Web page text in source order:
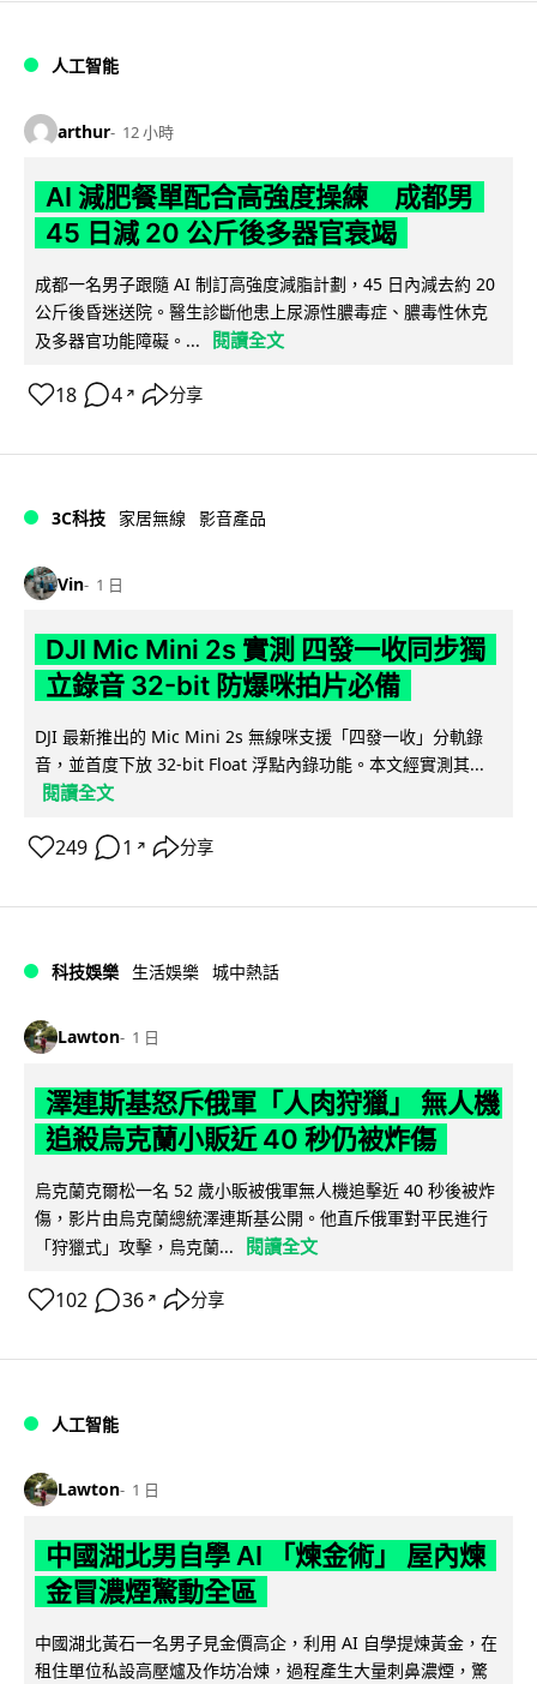
人工智能
arthur 12 小時
AI 減肥餐單配合高強度操練 成都男
45 日減 20 公斤後多器官衰竭
成都一名男子跟隨 AI 制訂高強度減脂計劃，45 日內減去約 20
公斤後昏迷送院。醫生診斷他患上尿源性膿毒症、膿毒性休克
及多器官功能障礙。...
閱讀全文
18 4 ↗ 分享
3C科技 家居無線 影音產品
Vin 1 日
DJI Mic Mini 2s 實測 四發一收同步獨
立錄音 32-bit 防爆咪拍片必備
DJI 最新推出的 Mic Mini 2s 無線咪支援「四發一收」分軌錄
音，並首度下放 32-bit Float 浮點內錄功能。本文經實測其...
閱讀全文
249 1 ↗ 分享
科技娛樂 生活娛樂 城中熱話
Lawton 1 日
澤連斯基怒斥俄軍「人肉狩獵」 無人機
追殺烏克蘭小販近 40 秒仍被炸傷
烏克蘭克爾松一名 52 歲小販被俄軍無人機追擊近 40 秒後被炸
傷，影片由烏克蘭總統澤連斯基公開。他直斥俄軍對平民進行
「狩獵式」攻擊，烏克蘭...
閱讀全文
102 36 ↗ 分享
人工智能
Lawton 1 日
中國湖北男自學 AI 「煉金術」 屋內煉
金冒濃煙驚動全區
中國湖北黃石一名男子見金價高企，利用 AI 自學提煉黃金，在
租住單位私設高壓爐及作坊冶煉，過程產生大量刺鼻濃煙，驚